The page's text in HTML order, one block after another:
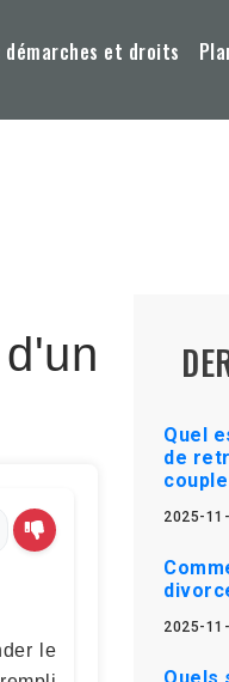
et droits
le
Quel
de
2025-
2025-